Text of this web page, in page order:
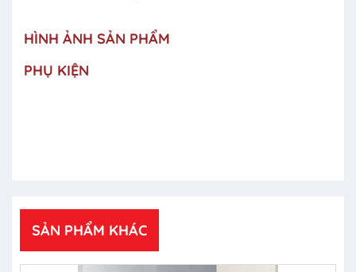
HÌNH ẢNH SẢN PHẨM
PHỤ KIỆN
SẢN PHẨM KHÁC